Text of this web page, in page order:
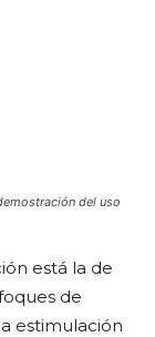
del uso
está la de
de
estimulación